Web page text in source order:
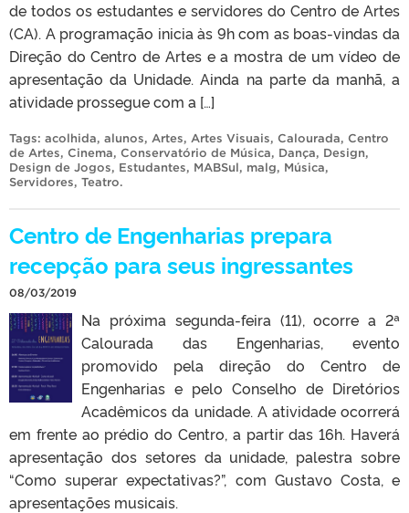
de todos os estudantes e servidores do Centro de Artes
(CA). A programação inicia às 9h com as boas-vindas da
Direção do Centro de Artes e a mostra de um vídeo de
apresentação da Unidade. Ainda na parte da manhã, a
atividade prossegue com a […]
Tags: acolhida, alunos, Artes, Artes Visuais, Calourada, Centro
de Artes, Cinema, Conservatório de Música, Dança, Design,
Design de Jogos, Estudantes, MABSul, malg, Música,
Servidores, Teatro.
Centro de Engenharias prepara
recepção para seus ingressantes
08/03/2019
Na próxima segunda-feira (11), ocorre a 2ª
Calourada das Engenharias, evento
promovido pela direção do Centro de
Engenharias e pelo Conselho de Diretórios
Acadêmicos da unidade. A atividade ocorrerá
em frente ao prédio do Centro, a partir das 16h. Haverá
apresentação dos setores da unidade, palestra sobre
“Como superar expectativas?”, com Gustavo Costa, e
apresentações musicais.